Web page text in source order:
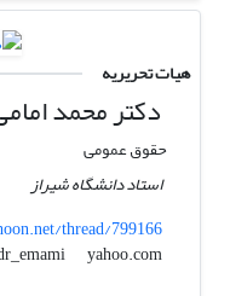
هیات تحریریه
دکتر محمد
حقوق عمومی
استاد دانشگاه شیراز
thread/799166
dr_emami
yahoo.com